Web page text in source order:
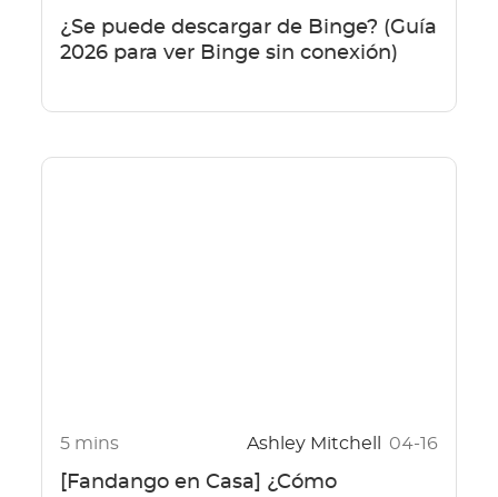
¿Se puede descargar de Binge? (Guía
2026 para ver Binge sin conexión)
5 mins Ashley Mitchell 04-16
[Fandango en Casa] ¿Cómo